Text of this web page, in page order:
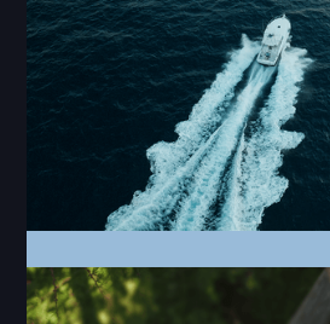
Commercial